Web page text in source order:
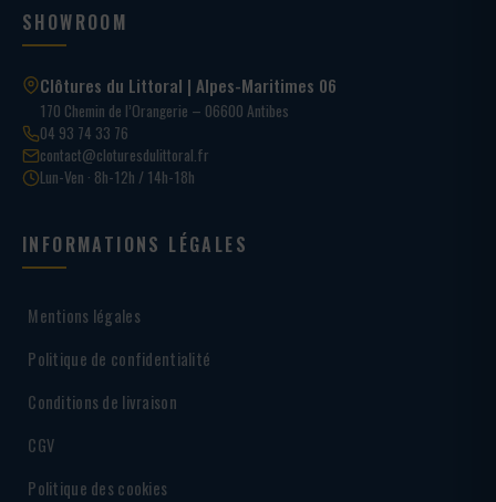
SHOWROOM
Clôtures du Littoral | Alpes-Maritimes 06
170 Chemin de l’Orangerie – 06600 Antibes
04 93 74 33 76
contact@cloturesdulittoral.fr
Lun-Ven · 8h-12h / 14h-18h
INFORMATIONS LÉGALES
Mentions légales
Politique de confidentialité
Conditions de livraison
CGV
Politique des cookies